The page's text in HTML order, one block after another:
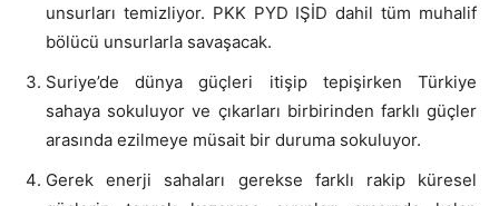
unsurları temizliyor. PKK PYD IŞİD dahil tüm muhalif
bölücü unsurlarla savaşacak.
Suriye’de dünya güçleri itişip tepişirken Türkiye
sahaya sokuluyor ve çıkarları birbirinden farklı güçler
arasında ezilmeye müsait bir duruma sokuluyor.
Gerek enerji sahaları gerekse farklı rakip küresel